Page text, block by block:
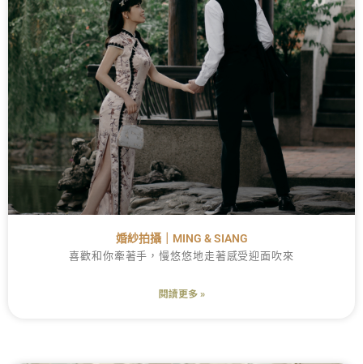
婚紗拍攝｜MING & SIANG
喜歡和你牽著手，慢悠悠地走著感受迎面吹來
閱讀更多 »